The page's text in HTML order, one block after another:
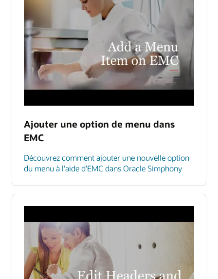
Ajouter une option de menu dans
EMC
Découvrez comment ajouter une nouvelle option
du menu à l'aide d'EMC dans Oracle Simphony